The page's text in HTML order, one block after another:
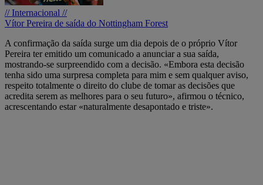
// Internacional //
Vítor Pereira de saída do Nottingham Forest
A confirmação da saída surge um dia depois de o próprio Vítor
Pereira ter emitido um comunicado a anunciar a sua saída,
mostrando-se surpreendido com a decisão. «Embora esta decisão
tenha sido uma surpresa completa para mim e sem qualquer aviso,
respeito totalmente o direito do clube de tomar as decisões que
acredita serem as melhores para o seu futuro», afirmou o técnico,
acrescentando estar «naturalmente desapontado e triste».